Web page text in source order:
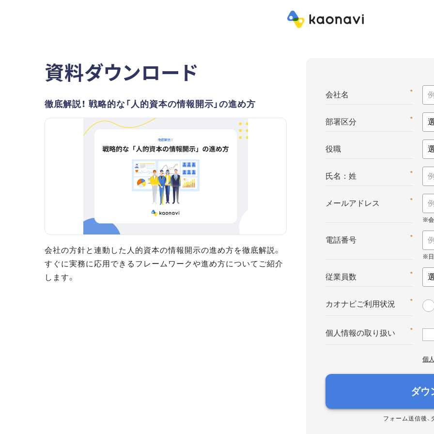
資料ダウンロード
徹底解説！ 戦略的な「人的資本の情報開示」の進め方
会社の方針と連動した人的資本の情報開示の進め方を徹底解説。
すぐに実務に応用できるフレームワークや進め方についてご紹介
します。
*
会社名
*
部署区分
役職
*
氏名：姓
*
メールアドレス
*
電話番号
*
従業員数
*
カオナビご利用状況
*
個人情報の取り扱い
個
ダウ
フォーム送信後